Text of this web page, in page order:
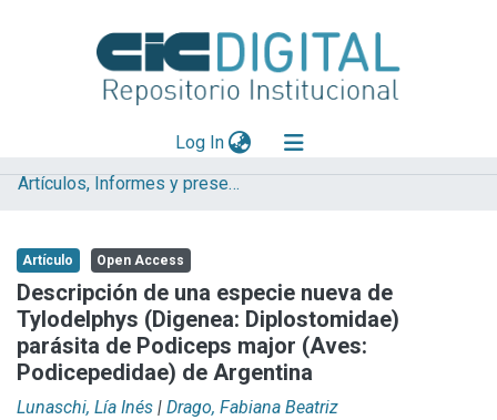
Log In(current)
Explorar
Aportar material
Statistics
Artículos, Informes y presentaciones en Congresos (UNLP)
Artículo Open Access
Descripción de una especie nueva de
Tylodelphys (Digenea: Diplostomidae)
parásita de Podiceps major (Aves:
Podicepedidae) de Argentina
Lunaschi, Lía Inés | Drago, Fabiana Beatriz